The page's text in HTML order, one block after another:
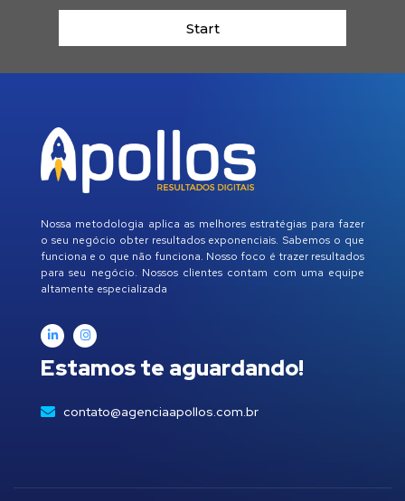
Start
Nossa metodologia aplica as melhores estratégias para fazer
o seu negócio obter resultados exponenciais. Sabemos o que
funciona e o que não funciona. Nosso foco é trazer resultados
para seu negócio. Nossos clientes contam com uma equipe
altamente especializada
Estamos te aguardando!
contato@agenciaapollos.com.br